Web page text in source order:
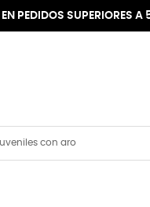
PEDIDOS SUPERIORES A
con aro